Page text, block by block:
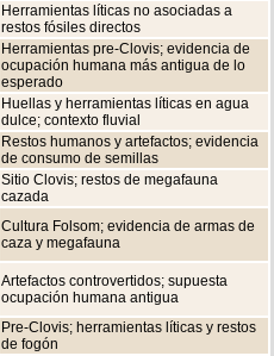
Herramientas líticas no asociadas a
restos fósiles directos
Herramientas pre-Clovis; evidencia de
ocupación humana más antigua de lo
esperado
Huellas y herramientas líticas en agua
dulce; contexto fluvial
Restos humanos y artefactos; evidencia
de consumo de semillas
Sitio Clovis; restos de megafauna
cazada
Cultura Folsom; evidencia de armas de
caza y megafauna
Artefactos controvertidos; supuesta
ocupación humana antigua
Pre-Clovis; herramientas líticas y restos
de fogón